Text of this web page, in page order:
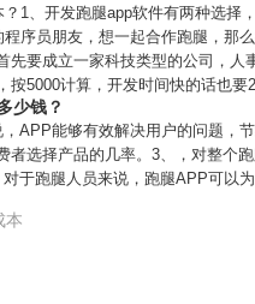
1、开发跑腿app软件有两种选
序员朋友，想一起合作跑腿，那
先要成立一家科技类型的公司，
按5000计算，开发时间快的话也
少钱？
APP能够有效解决用户的问题，
者选择产品的几率。3、，对整个
于跑腿人员来说，跑腿APP可以
本